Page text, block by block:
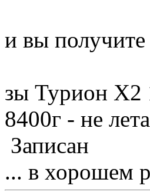
и вы
зы Турион
8400г - не
Записан
... в хорошем